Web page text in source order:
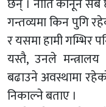
छैन् । नीति कानून सबै
गन्तव्यमा किन पुगि
र यसमा हामी गम्भिर
यस्तै, उनले
बढाउने अवस्थामा
निकाल्ने बताए ।